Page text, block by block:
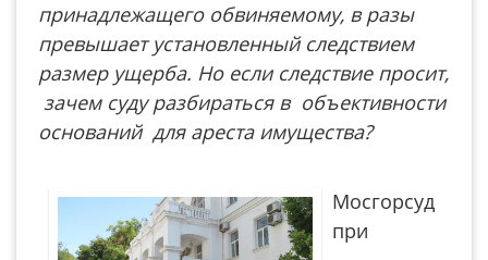
принадлежащего обвиняемому, в разы
превышает установленный следствием
размер ущерба. Но если следствие просит,
зачем суду разбираться в объективности
оснований для ареста имущества?
Мосгорсуд
при